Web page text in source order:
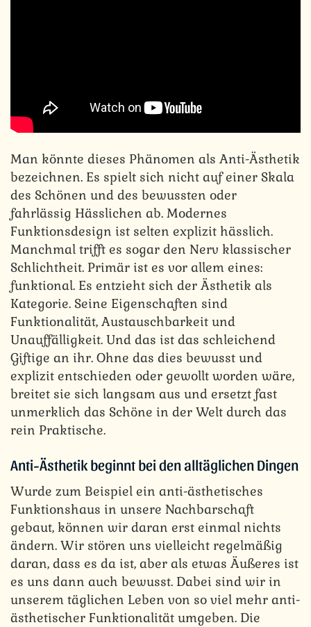
Man könnte dieses Phänomen als Anti-Ästhetik
bezeichnen. Es spielt sich nicht auf einer Skala
des Schönen und des bewussten oder
fahrlässig Hässlichen ab. Modernes
Funktionsdesign ist selten explizit hässlich.
Manchmal trifft es sogar den Nerv klassischer
Schlichtheit. Primär ist es vor allem eines:
funktional. Es entzieht sich der Ästhetik als
Kategorie. Seine Eigenschaften sind
Funktionalität, Austauschbarkeit und
Unauffälligkeit. Und das ist das schleichend
Giftige an ihr. Ohne das dies bewusst und
explizit entschieden oder gewollt worden wäre,
breitet sie sich langsam aus und ersetzt fast
unmerklich das Schöne in der Welt durch das
rein Praktische.
Anti-Ästhetik beginnt bei den alltäglichen Dingen
Wurde zum Beispiel ein anti-ästhetisches
Funktionshaus in unsere Nachbarschaft
gebaut, können wir daran erst einmal nichts
ändern. Wir stören uns vielleicht regelmäßig
daran, dass es da ist, aber als etwas Äußeres ist
es uns dann auch bewusst. Dabei sind wir in
unserem täglichen Leben von so viel mehr anti-
ästhetischer Funktionalität umgeben. Die